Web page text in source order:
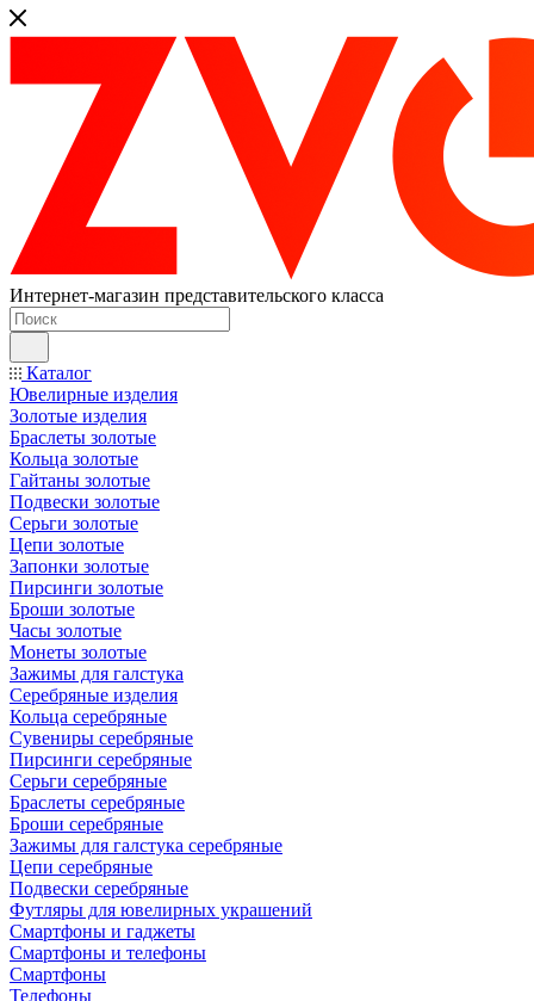
Интернет-магазин представительского класса
Каталог
Ювелирные изделия
Золотые изделия
Браслеты золотые
Кольца золотые
Гайтаны золотые
Подвески золотые
Серьги золотые
Цепи золотые
Запонки золотые
Пирсинги золотые
Броши золотые
Часы золотые
Монеты золотые
Зажимы для галстука
Серебряные изделия
Кольца серебряные
Сувениры серебряные
Пирсинги серебряные
Серьги серебряные
Браслеты серебряные
Броши серебряные
Зажимы для галстука серебряные
Цепи серебряные
Подвески серебряные
Футляры для ювелирных украшений
Смартфоны и гаджеты
Смартфоны и телефоны
Смартфоны
Телефоны